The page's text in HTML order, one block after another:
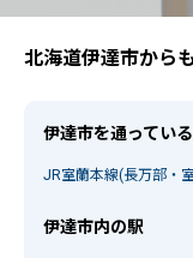
北海道伊達市から
伊達市を通ってい
JR室蘭本線(長万部・
伊達市内の駅